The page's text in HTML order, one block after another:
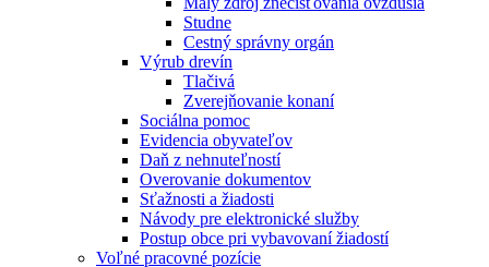
Studne
Cestný správny orgán
Výrub drevín
Tlačivá
Zverejňovanie konaní
Sociálna pomoc
Evidencia obyvateľov
Daň z nehnuteľností
Overovanie dokumentov
Sťažnosti a žiadosti
Návody pre elektronické služby
Postup obce pri vybavovaní žiadostí
Voľné pracovné pozície